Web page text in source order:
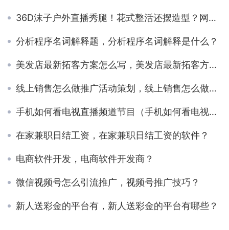
36D沫子户外直播秀腿！花式整活还摆造型？网友不愧是封号一姐
分析程序名词解释题，分析程序名词解释是什么？
美发店最新拓客方案怎么写，美发店最新拓客方案模板？
线上销售怎么做推广活动策划，线上销售怎么做推广活动好？
手机如何看电视直播频道节目（手机如何看电视直播频道投电视）
在家兼职日结工资，在家兼职日结工资的软件？
电商软件开发，电商软件开发商？
微信视频号怎么引流推广，视频号推广技巧？
新人送彩金的平台有，新人送彩金的平台有哪些？